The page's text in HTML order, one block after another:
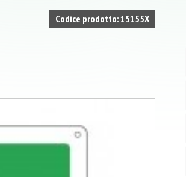
Codice prodotto: 15155X